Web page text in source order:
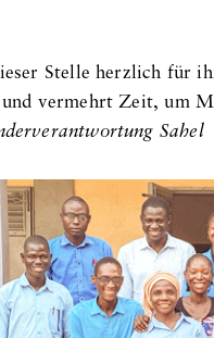
Stelle herzlich für
vermehrt Zeit, um
Sahel